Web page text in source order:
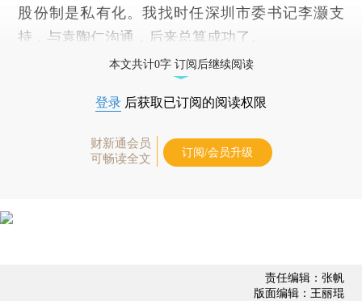
股份制是私有化。我找时任深圳市委书记李灏支
持，与袁陶仁沟通，后来总算成功了。
本文共计0字 订阅后继续阅读
登录 后获取已订阅的阅读权限
财新通会员
可畅读全文
订阅/会员升级
责任编辑：张帆
版面编辑：王丽琨